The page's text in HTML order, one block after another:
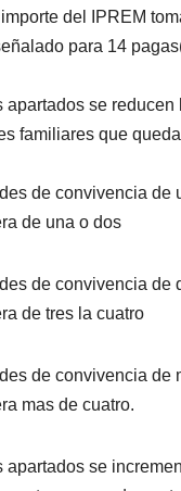
del IPREM
para 14
apartados se reducen
familiares que
de convivencia de
de una o dos
de convivencia de
de tres la cuatro
de convivencia de
mas de cuatro.
apartados se